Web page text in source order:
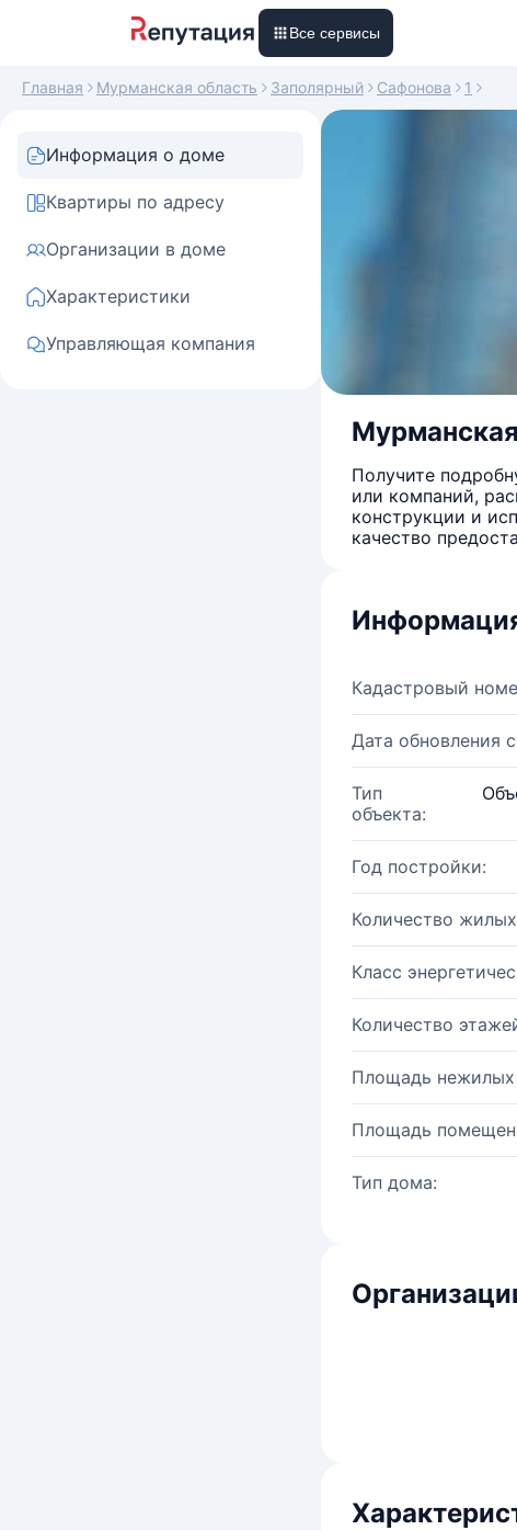
Все сервисы
Главная Мурманская область Заполярный Сафонова 1
Информация о доме
Квартиры по адресу
Организации в доме
Характеристики
Управляющая компания
Получите
или компаний,
конструкции и
качество
Кадастровый
Дата обновления
Тип
объекта:
Год постройки:
Количество
Класс
Количество
Площадь
Площадь
Тип дома: